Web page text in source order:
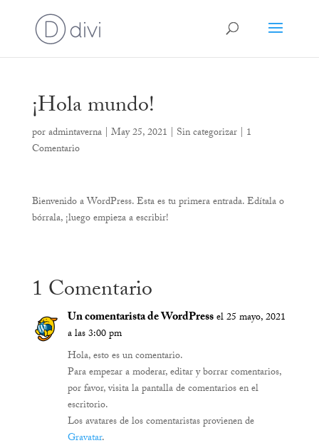
¡Hola mundo!
poradmintaverna| May 25, 2021 | Sin categorizar| 1
Comentario
Bienvenido a WordPress. Esta es tu primera entrada. Edítala o
bórrala, ¡luego empieza a escribir!
1 Comentario
Un comentarista de WordPressel 25 mayo, 2021
a las 3:00 pm
Hola, esto es un comentario.
Para empezar a moderar, editar y borrar comentarios,
por favor, visita la pantalla de comentarios en el
escritorio.
Los avatares de los comentaristas provienen de
Gravatar.